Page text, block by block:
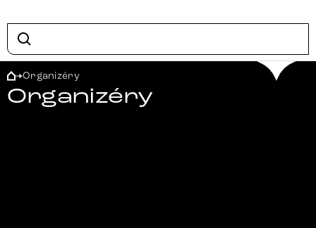
Organizéry
Organizéry